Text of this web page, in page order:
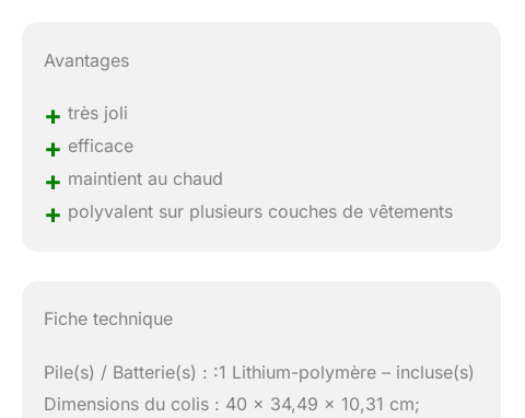
Avantages
+ très joli
+ efficace
+ maintient au chaud
+ polyvalent sur plusieurs couches de vêtements
Fiche technique
Pile(s) / Batterie(s) : :1 Lithium-polymère – incluse(s)
Dimensions du colis : 40 x 34,49 x 10,31 cm;